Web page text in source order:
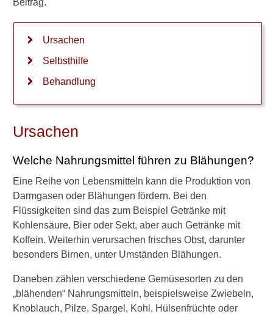
Beitrag.
Ursachen
Selbsthilfe
Behandlung
Ursachen
Welche Nahrungsmittel führen zu Blähungen?
Eine Reihe von Lebensmitteln kann die Produktion von
Darmgasen oder Blähungen fördern. Bei den
Flüssigkeiten sind das zum Beispiel Getränke mit
Kohlensäure, Bier oder Sekt, aber auch Getränke mit
Koffein. Weiterhin verursachen frisches Obst, darunter
besonders Birnen, unter Umständen Blähungen.
Daneben zählen verschiedene Gemüsesorten zu den
„blähenden“ Nahrungsmitteln, beispielsweise Zwiebeln,
Knoblauch, Pilze, Spargel, Kohl, Hülsenfrüchte oder
e
c
e
b
t
u
n
d
e
m
ü
e
s
o